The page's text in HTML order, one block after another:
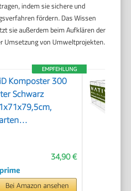
indem sie sichere und
fördern. Das Wissen
sie außerdem beim Aufklären der
Umsetzung von Umweltprojekten.
EMPFEHLUNG
Komposter 300
Schwarz
Belüftungssystem,
34,90 €
Bei Amazon ansehen